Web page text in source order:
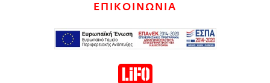
ΕΠΙΚΟΙΝΩΝΙΑ